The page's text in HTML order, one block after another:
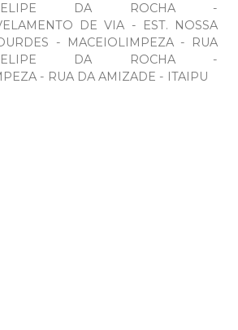
DA ROCHA -
DE VIA - EST. NOSSA
- MACEIOLIMPEZA - RUA
DA ROCHA -
- RUA DA AMIZADE - ITAIPU